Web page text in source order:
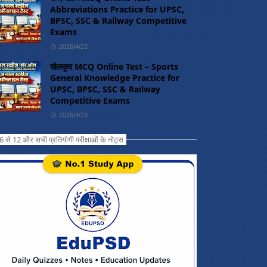
Abbreviations Practice for UPSC,
BPSC, SSC & Railway Competitive
Exams
2026/4/23
खेलकूद MCQ Online Test – Sports
General Knowledge Practice for
UPSC, BPSC, SSC & Railway
Competitive Exams
2026/4/23
6 से 12 और सभी प्रतियोगी परीक्षाओं के नोट्स